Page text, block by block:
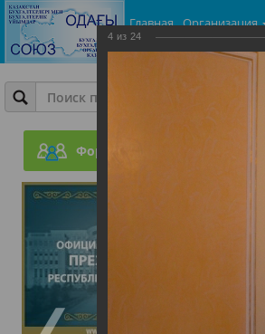
Главная Организация
Форум
4 из 24